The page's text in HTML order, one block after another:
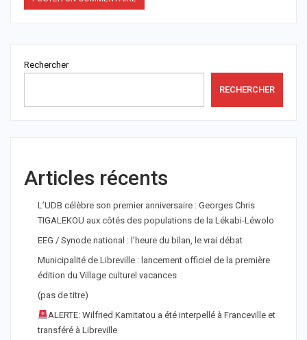
Rechercher
RECHERCHER
Articles récents
L’UDB célèbre son premier anniversaire : Georges Chris
TIGALEKOU aux côtés des populations de la Lékabi-Léwolo
EEG / Synode national : l’heure du bilan, le vrai débat
Municipalité de Libreville : lancement officiel de la première
édition du Village culturel vacances
(pas de titre)
ALERTE: Wilfried Kamitatou a été interpellé à Franceville et
transféré à Libreville